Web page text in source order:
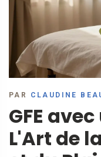
PAR CLAUDINE
GFE
L'Art de